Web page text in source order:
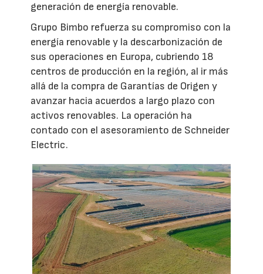
generación de energía renovable.
Grupo Bimbo refuerza su compromiso con la
energía renovable y la descarbonización de
sus operaciones en Europa, cubriendo 18
centros de producción en la región, al ir más
allá de la compra de Garantías de Origen y
avanzar hacia acuerdos a largo plazo con
activos renovables. La operación ha
contado con el asesoramiento de Schneider
Electric.